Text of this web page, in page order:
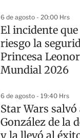
6 de agosto - 20:00 Hrs
El incidente
riesgo la
Princesa
Mundial 2026
6 de agosto - 19:40 Hrs
Star Wars salvó
González de la
y la llevó al